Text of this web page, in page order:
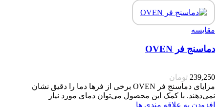
مقایسه
دماسنج فر OVEN
239,250 تومان
مزایای دماسنج فر OVEN برخی از فرها دما را دقیق نشان
نمی‌دهند. با کمک این محصول می‌توان دمای مورد نیاز
افزودن به علاقه مندی ها